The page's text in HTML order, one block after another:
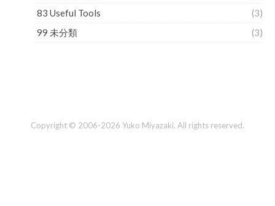
83 Useful Tools
(3)
99 未分類
(3)
Copyright © 2006-2026 Yuko Miyazaki. All rights reserved.